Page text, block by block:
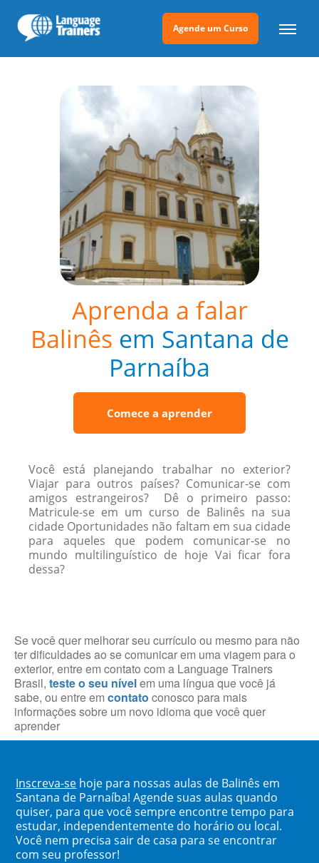
Agende um Curso
Aprenda a falar
Balinês em Santana de
Parnaíba
Comece a aprender
Você está planejando trabalhar no exterior?
Viajar para outros países? Comunicar-se com
amigos estrangeiros? Dê o primeiro passo:
Matricule-se em um curso de Balinês na sua
cidade Oportunidades não faltam em sua cidade
para aqueles que podem comunicar-se no
mundo multilinguístico de hoje Vai ficar fora
dessa?
Se você quer melhorar seu currículo ou mesmo para não
ter dificuldades ao se comunicar em uma viagem para o
exterior, entre em contato com a Language Trainers
Brasil, teste o seu nívelem uma língua que você já
sabe, ou entre em contato conosco para mais
informações sobre um novo idioma que você quer
aprender
Inscreva-se hoje para nossas aulas de Balinês em
Santana de Parnaíba! Agende suas aulas quando
quiser, para que você sempre encontre tempo para
estudar, independentemente do horário ou local.
Você nem precisa sair de casa para se encontrar
com seu professor!